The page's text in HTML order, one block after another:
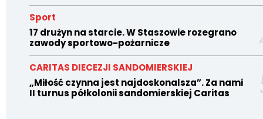
Sport
17 drużyn na starcie. W Staszowie rozegrano
zawody sportowo-pożarnicze
CARITAS DIECEZJI SANDOMIERSKIEJ
„Miłość czynna jest najdoskonalsza”. Za nami
II turnus półkolonii sandomierskiej Caritas